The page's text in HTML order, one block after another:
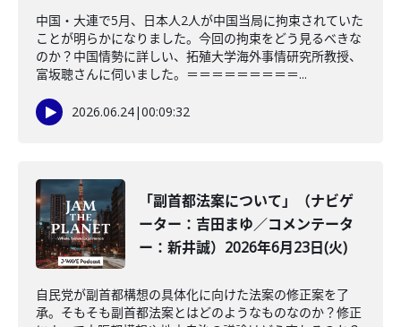
中国・大連で5月、日本人2人が中国当局に拘束されていた
ことが明らかになりました。今回の拘束をどう見るべきな
のか？中国情勢に詳しい、拓殖大学海外事情研究所教授、
富坂聰さんに伺いました。＝＝＝＝＝＝＝＝＝...
2026.06.24|00:09:32
「副首都法案について」（ナビゲ
ーター：吉田まゆ／コメンテータ
ー：新井誠）2026年6月23日(火)
自民党が副首都構想の具体化に向けた法案の修正案を了
承。そもそも副首都法案とはどのようなものなのか？修正